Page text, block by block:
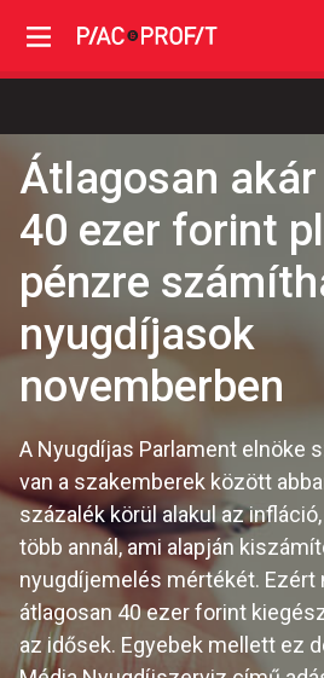
Átlagosan
40 ezer forint
pénzre
nyugdíjasok
novemberben
A Nyugdíjas Parlament elnöke
van a szakemberek között
százalék körül alakul az
több annál, ami alapján
nyugdíjemelés mértékét. Ezért
átlagosan 40 ezer forint
az idősek. Egyebek mellett ez